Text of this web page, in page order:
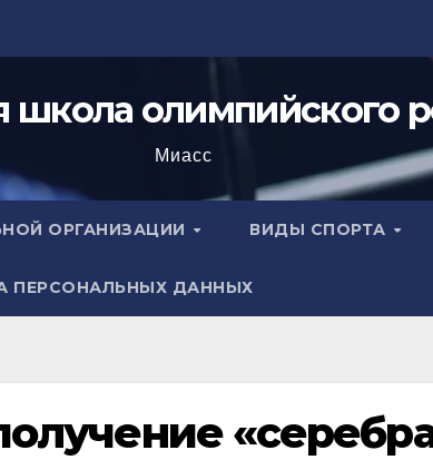
олимпийского
Миасс
ОРГАНИЗАЦИИ ВИДЫ СПОРТА
ПЕРСОНАЛЬНЫХ ДАННЫХ